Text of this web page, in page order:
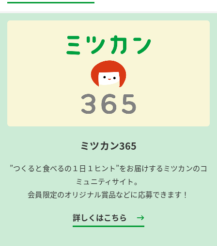
ミツカン365
”つくると食べるの１日１ヒント”をお届けするミツカンのコ
ミュニティサイト。
会員限定のオリジナル賞品などに応募できます！
詳しくはこちら